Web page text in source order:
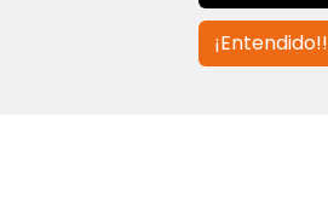
info@globalagents.net
¡Entendido!!